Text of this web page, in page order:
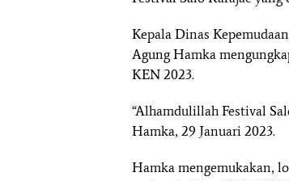
Kepala Dinas
Agung Hamka
KEN 2023.
“Alhamdulillah Festival
Hamka, 29 Januari 2023.
Hamka mengemukakan,